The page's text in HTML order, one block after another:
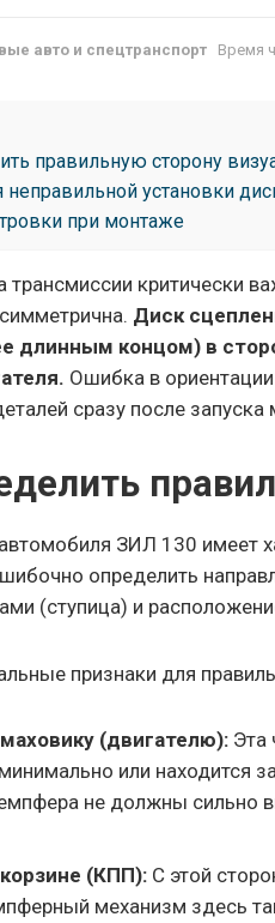
авто и спецтранспорт Время
правильную сторону
неправильной установки
при монтаже
трансмиссии критически
Диск
длинным концом) в
Ошибка в
сразу после запуска
ЗИЛ 130 имеет
определить
(ступица) и
признаки для
(двигателю): Эта
или находится
не должны сильно
(КПП): С этой
механизм здесь